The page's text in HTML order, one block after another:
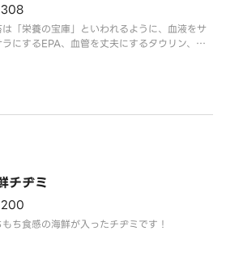
は「栄養の宝庫」といわれるように、血液をサ
ラにするEPA、血管を丈夫にするタウリン、女
チヂミ
ち食感の海鮮が入ったチヂミです！